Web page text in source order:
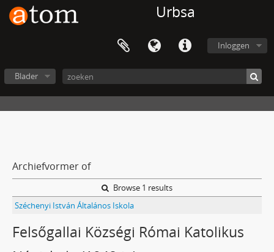
Urbsa
Inloggen
Blader
Archiefvormer of
Browse 1 results
Széchenyi István Általános Iskola
Felsőgallai Községi Római Katolikus